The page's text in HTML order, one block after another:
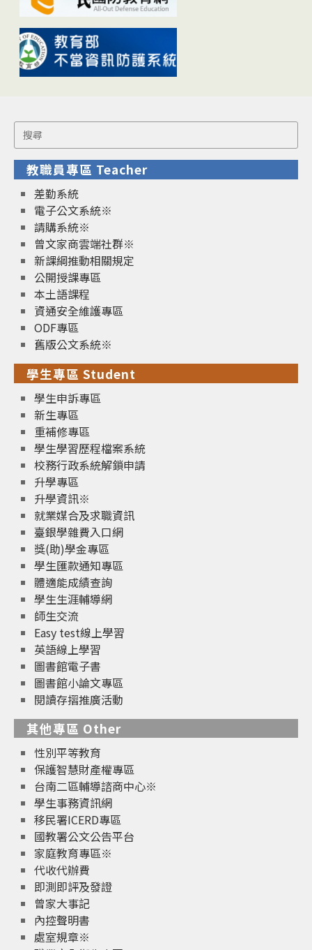
Search
for:
教職員專區 Teacher
差勤系統
電子公文系統※
請購系統※
曾文家商雲端社群※
新課綱推動相關規定
公開授課專區
本土語課程
資通安全維護專區
ODF專區
舊版公文系統※
學生專區 Student
學生申訴專區
新生專區
重補修專區
學生學習歷程檔案系統
校務行政系統解鎖申請
升學專區
升學資訊※
就業媒合及求職資訊
臺銀學雜費入口網
獎(助)學金專區
學生匯款通知專區
體適能成績查詢
學生生涯輔導網
師生交流
Easy test線上學習
英語線上學習
圖書館電子書
圖書館小論文專區
閱讀存摺推廣活動
其他專區 Other
性別平等教育
保護智慧財產權專區
台南二區輔導諮商中心※
學生事務資訊網
移民署ICERD專區
國教署公文公告平台
家庭教育專區※
代收代辦費
即測即評及發證
曾家大事記
內控聲明書
處室規章※